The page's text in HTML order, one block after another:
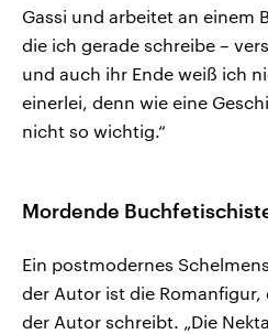
Gassi und arbeitet an einem
die ich gerade schreibe –
und auch ihr Ende weiß ich
einerlei, denn wie eine
nicht so wichtig.“
Mordende
Ein postmodernes
der Autor ist die Romanfigur,
der Autor schreibt. „Die